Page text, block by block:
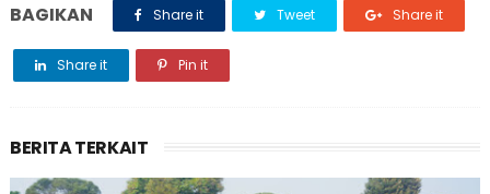
BAGIKAN Share it Tweet Share it
Share it Pin it
BERITA TERKAIT